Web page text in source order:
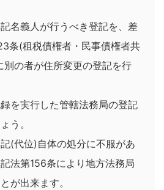
名義人が行うべき登記を、差
条(租税債権者・民事債権者共
別の者が住所変更の登記を行
を実行した管轄法務局の登記
う。
(代位)自体の処分に不服があ
法第156条により地方法務局
が出来ます。